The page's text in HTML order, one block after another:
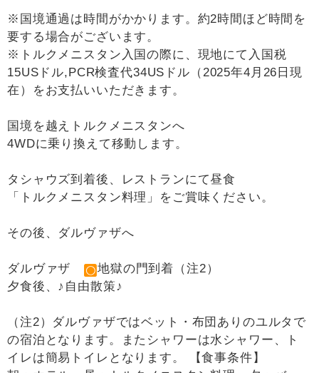
※国境通過は時間がかかります。約2時間ほど時間を
要する場合がございます。
※トルクメニスタン入国の際に、現地にて入国税
15USドル,PCR検査代34USドル（2025年4月26日現
在）をお支払いいただきます。
国境を越えトルクメニスタンへ
4WDに乗り換えて移動します。
タシャウズ到着後、レストランにて昼食
「トルクメニスタン料理」をご賞味ください。
その後、ダルヴァザへ
ダルヴァザ
地獄の門到着（注2）
夕食後、♪自由散策♪
（注2）ダルヴァザではベット・布団ありのユルタで
の宿泊となります。またシャワーは水シャワー、ト
イレは簡易トイレとなります。 【食事条件】